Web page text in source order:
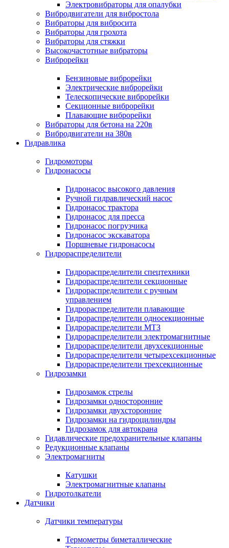
Электровибраторы для опалубки
Вибродвигатели для вибростола
Вибраторы для вибросита
Вибраторы для грохота
Вибраторы для стяжки
Высокочастотные вибраторы
Виброрейки
Бензиновые виброрейки
Электрические виброрейки
Телескопические виброрейки
Секционные виброрейки
Плавающие виброрейки
Вибраторы для бетона на 220в
Вибродвигатели на 380в
Гидравлика
Гидромоторы
Гидронасосы
Гидронасос высокого давления
Ручной гидравлический насос
Гидронасос трактора
Гидронасос для пресса
Гидронасос погрузчика
Гидронасос экскаватора
Поршневые гидронасосы
Гидрораспределители
Гидрораспределители спецтехники
Гидрораспределители секционные
Гидрораспределители с ручным
управлением
Гидрораспределители плавающие
Гидрораспределители односекционные
Гидрораспределители МТЗ
Гидрораспределители электромагнитные
Гидрораспределители двухсекционные
Гидрораспределители четырехсекционные
Гидрораспределители трехсекционные
Гидрозамки
Гидрозамок стрелы
Гидрозамки односторонние
Гидрозамки двухсторонние
Гидрозамки на гидроцилиндры
Гидрозамок для автокрана
Гидавлические предохранительные клапаны
Редукционные клапаны
Электромагниты
Катушки
Электромагнитные клапаны
Гидротолкатели
Датчики
Датчики температуры
Термометры биметаллические